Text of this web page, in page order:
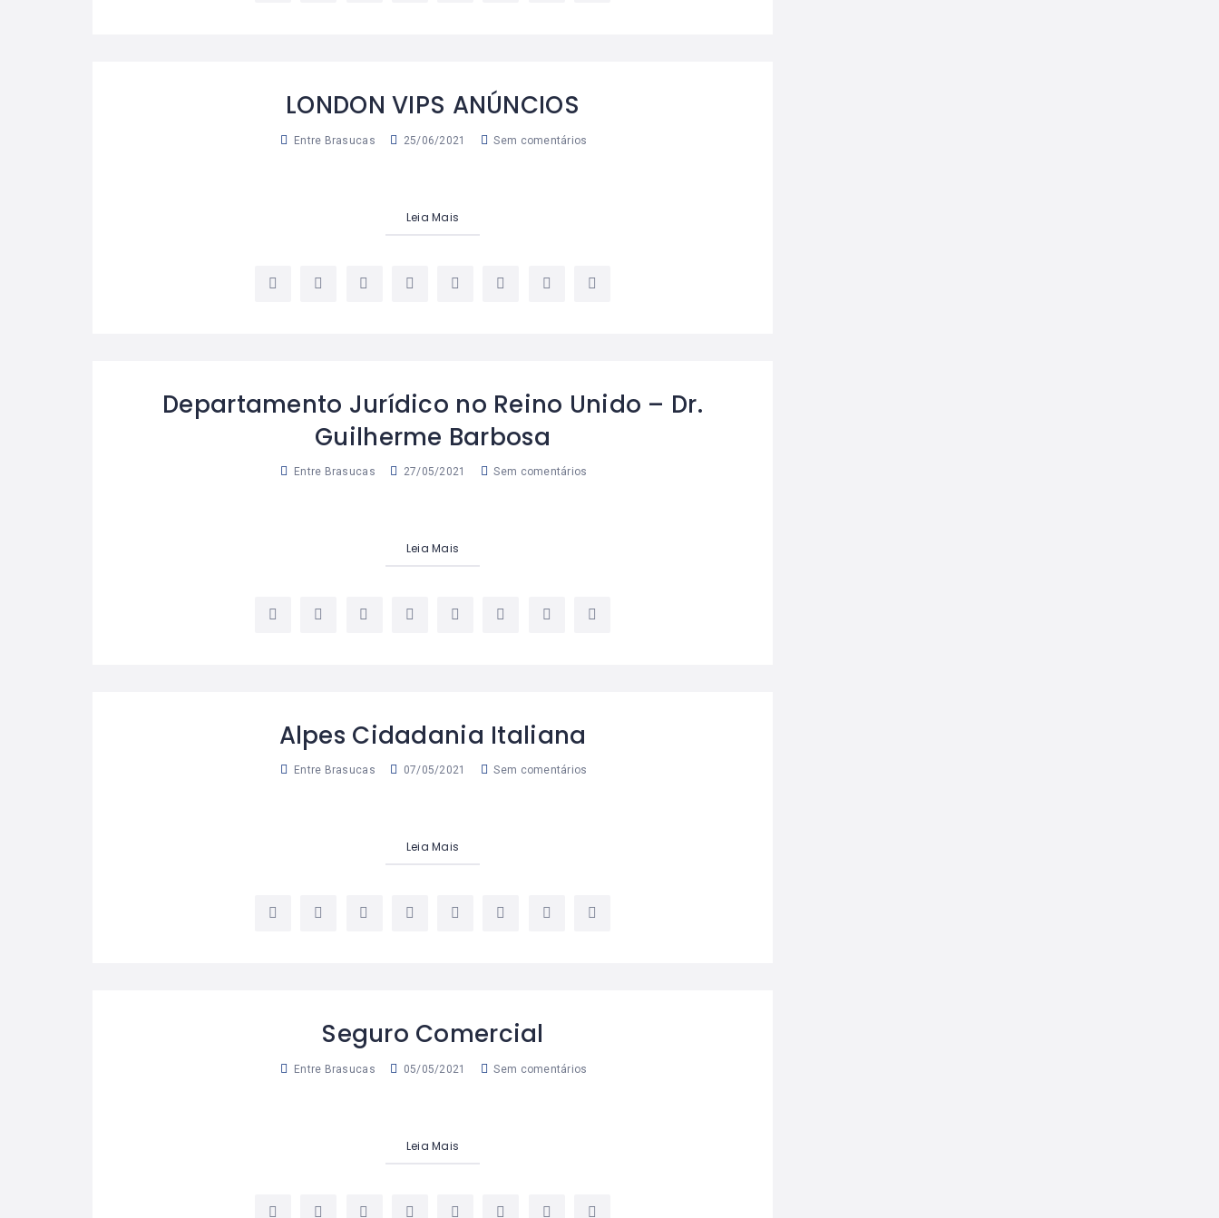
LONDON VIPS ANÚNCIOS
Entre Brasucas 25/06/2021 Sem comentários
Leia Mais
Departamento Jurídico no Reino Unido – Dr.
Guilherme Barbosa
Entre Brasucas 27/05/2021 Sem comentários
Leia Mais
Alpes Cidadania Italiana
Entre Brasucas 07/05/2021 Sem comentários
Leia Mais
Seguro Comercial
Entre Brasucas 05/05/2021 Sem comentários
Leia Mais